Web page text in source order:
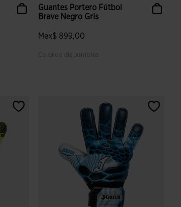
Guantes Portero Fútbol
Brave Negro Gris
Mex$ 899,00
Colores disponibles